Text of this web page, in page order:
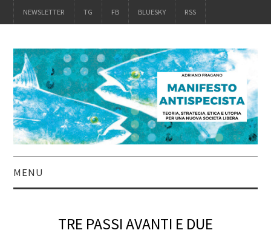
NEWSLETTER TG FB BLUESKY RSS
MENU
TRE PASSI AVANTI E DUE